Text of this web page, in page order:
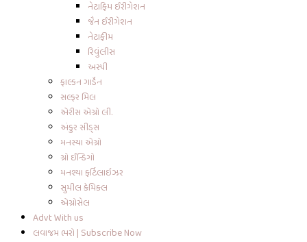
નેટાફિમ ઈરીગેશન
જૈન ઈરીગેશન
નેટાફીમ
રિવુંલીસ
અસ્પી
ફાલ્કન ગાર્ડેન
સલ્ફર મિલ
એરીસ એગ્રો લી.
અંકુર સીડ્સ
મનસ્યા એગ્રો
ગ્રો ઈન્ડિગો
મનશ્યા ફર્ટિલાઇઝર
સુમીલ કેમિકલ
એગ્રોસેલ
Advt With us
લવાજમ ભરો | Subscribe Now